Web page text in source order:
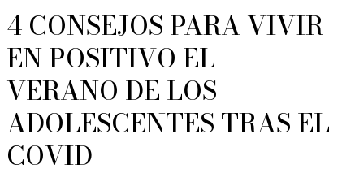
4 CONSEJOS PARA VIVIR
EN POSITIVO EL
VERANO DE LOS
ADOLESCENTES TRAS EL
COVID